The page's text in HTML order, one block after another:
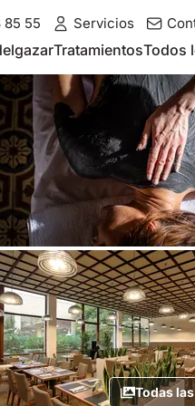
85 55 Servicios
TratamientosTodos
Todas